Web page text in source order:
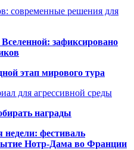
современные решения для
зафиксировано
этап мирового тура
для агрессивной среды
награды
фестиваль
Нотр-Дама во Франции